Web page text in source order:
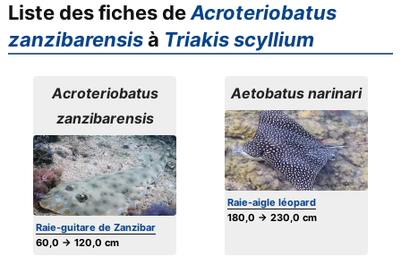
Liste des fiches deAcroteriobatus
zanzibarensisà Triakis scyllium
Acroteriobatus
zanzibarensis
Raie-guitare de Zanzibar
60,0 → 120,0 cm
Aetobatus narinari
Raie-aigle léopard
180,0 → 230,0 cm